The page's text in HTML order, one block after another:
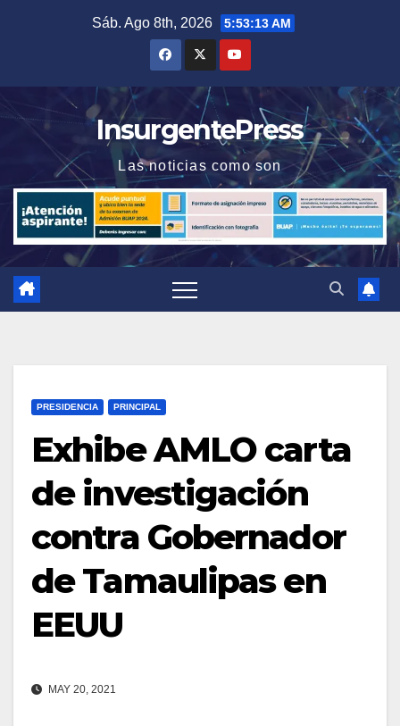
Sáb. Ago 8th, 2026 5:53:14 AM
InsurgentePress
Las noticias como son
PRESIDENCIA PRINCIPAL
Exhibe AMLO carta
de investigación
contra Gobernador
de Tamaulipas en
EEUU
MAY 20, 2021